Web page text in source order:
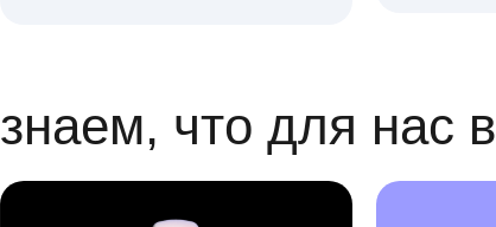
знаем, что для нас